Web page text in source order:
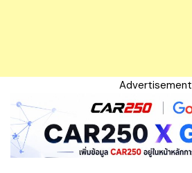
Advertisement